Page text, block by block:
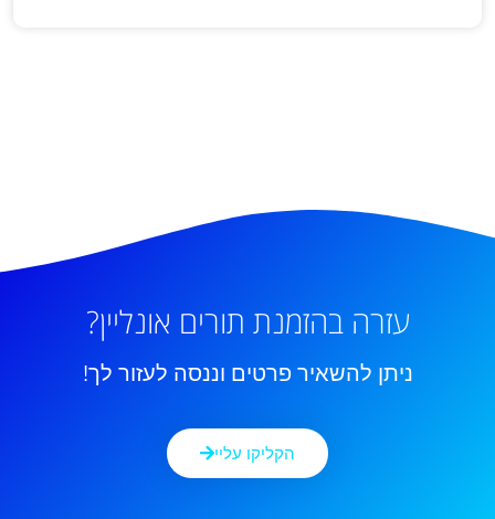
עזרה בהזמנת תורים אונליין?
ניתן להשאיר פרטים וננסה לעזור לך!
הקליקו עליי